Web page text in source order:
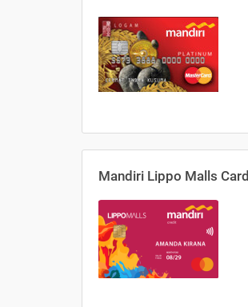
Mandiri Lippo Malls Card